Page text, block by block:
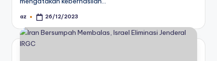
Posted
az 26/12/2023